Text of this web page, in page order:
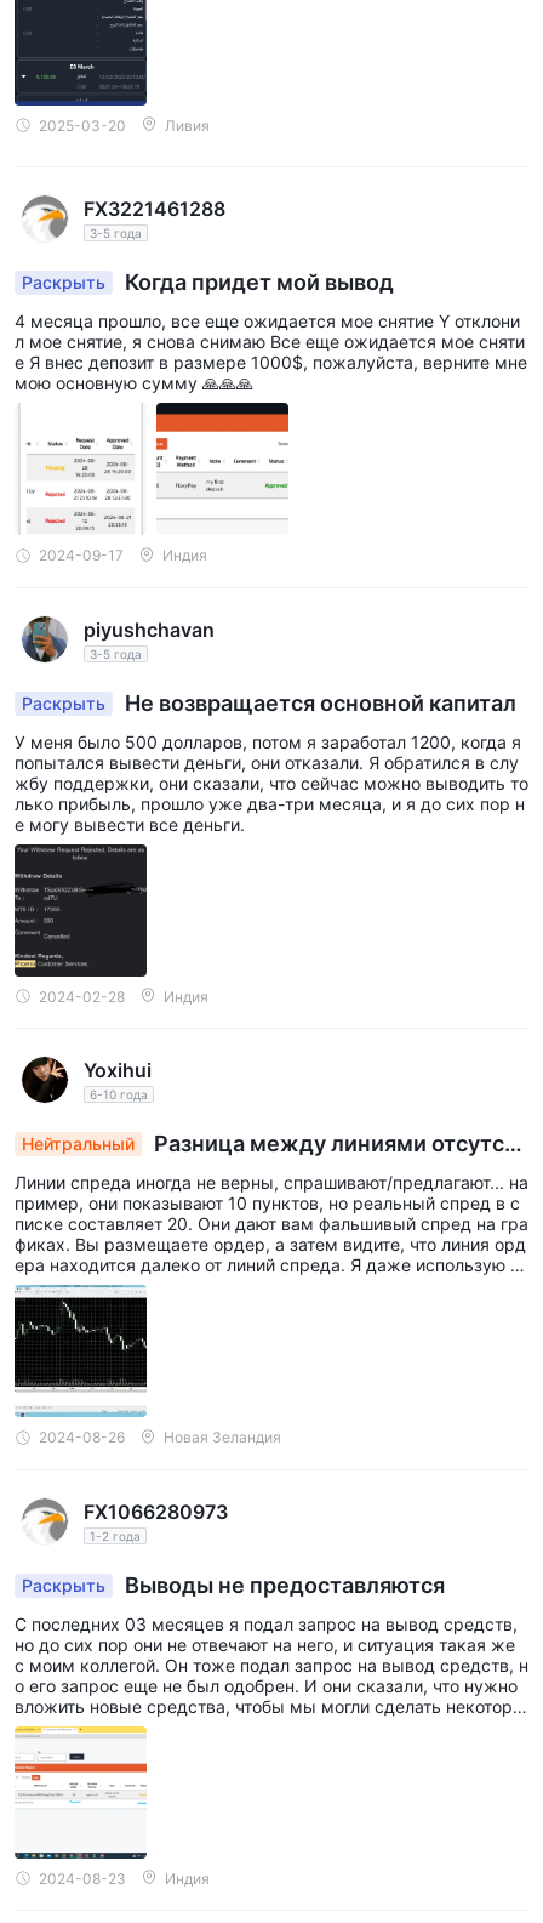
2025-03-20 Ливия
FX3221461288
3-5 года
Раскрыть Когда придет мой вывод
4 месяца прошло, все еще ожидается мое снятие Y отклони
л мое снятие, я снова снимаю Все еще ожидается мое сняти
е Я внес депозит в размере 1000$, пожалуйста, верните мне
мою основную сумму 🙏🙏🙏
2024-09-17 Индия
piyushchavan
3-5 года
Раскрыть Не возвращается основной капитал
У меня было 500 долларов, потом я заработал 1200, когда я
попытался вывести деньги, они отказали. Я обратился в слу
жбу поддержки, они сказали, что сейчас можно выводить то
лько прибыль, прошло уже два-три месяца, и я до сих пор н
е могу вывести все деньги.
2024-02-28 Индия
Yoxihui
6-10 года
Нейтральный
Разница между линиями отсутств
ует
Линии спреда иногда не верны, спрашивают/предлагают... на
пример, они показывают 10 пунктов, но реальный спред в с
писке составляет 20. Они дают вам фальшивый спред на гра
фиках. Вы размещаете ордер, а затем видите, что линия орд
ера находится далеко от линий спреда. Я даже использую и
х собственную копию MT5.
2024-08-26 Новая Зеландия
FX1066280973
1-2 года
Раскрыть Выводы не предоставляются
С последних 03 месяцев я подал запрос на вывод средств,
но до сих пор они не отвечают на него, и ситуация такая же
с моим коллегой. Он тоже подал запрос на вывод средств, н
о его запрос еще не был одобрен. И они сказали, что нужно
вложить новые средства, чтобы мы могли сделать некотору
ю корректировку вашего старого фонда. Теперь их номер сл
ужбы поддержки также не отвечает на мои сообщения. Все
просят не вкладывать средства с этим брокером, иначе вы
потеряете свои заработанные деньги. Я устал от постоянног
о общения с этими людьми.
2024-08-23 Индия